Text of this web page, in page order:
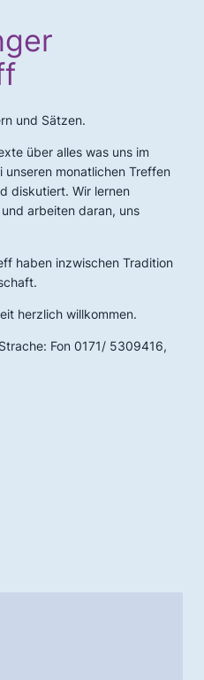
und Sätzen.
über alles was uns im
monatlichen Treffen
diskutiert. Wir lernen
arbeiten daran, uns
haben inzwischen Tradition
herzlich willkommen.
Fon 0171/ 5309416,